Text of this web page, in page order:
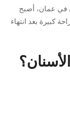
في عمان، أصبح
كبيرة بعد انتهاء